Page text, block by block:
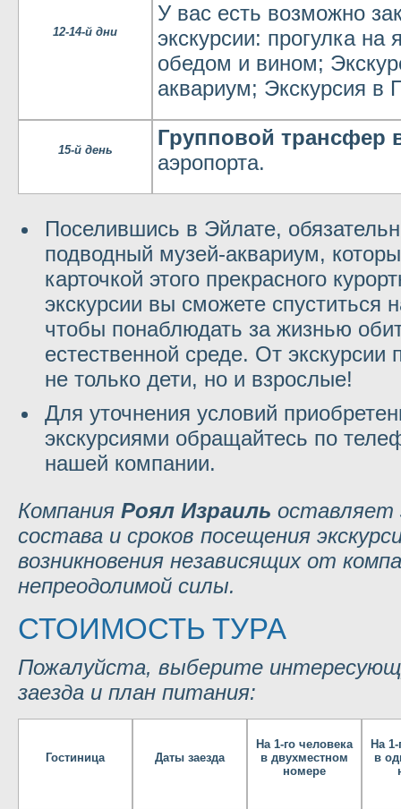
12-14-й дни
У вас есть возможно
экскурсии: прогулка на
обедом и вином;
аквариум; Экскурсия в
15-й день
Групповой трансфер
аэропорта.
Поселившись в Эйлате,
подводный музей-аквариум,
карточкой этого прекрасного
экскурсии вы сможете спуститься
чтобы понаблюдать за жизнью
естественной среде. От экскурсии
не только дети, но и взрослые!
Для уточнения условий
экскурсиями обращайтесь по
нашей компании.
Компания Роял Израиль оставляет
состава и сроков посещения
возникновения независящих от
непреодолимой силы.
СТОИМОСТЬ ТУРА
Пожалуйста, выберите
заезда и план питания:
Гостиница Даты заезда
На 1-го человека
в двухместном
номере
На
в